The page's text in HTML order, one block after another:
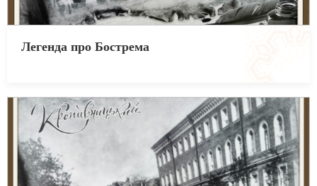
Легенда про Бострема